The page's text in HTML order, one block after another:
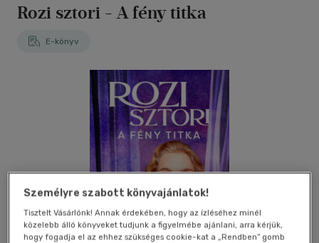
Rozi sztori - A fény titka
E-könyv
Személyre szabott könyvajánlatok!
Tisztelt Vásárlónk! Annak érdekében, hogy az ízléséhez minél
közelebb álló könyveket tudjunk a figyelmébe ajánlani, arra kérjük,
hogy fogadja el az ehhez szükséges cookie-kat a „Rendben” gomb